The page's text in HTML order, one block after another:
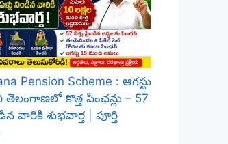
Pension Scheme : ఆగస్టు
తెలంగాణలో కొత్త పింఛన్లు – 57
వారికి శుభవార్త | పూర్తి